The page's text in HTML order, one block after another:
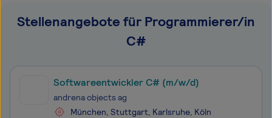
Stellenangebote für Programmierer/in
C#
Softwareentwickler C# (m/w/d)
andrena objects ag
München, Stuttgart, Karlsruhe, Köln